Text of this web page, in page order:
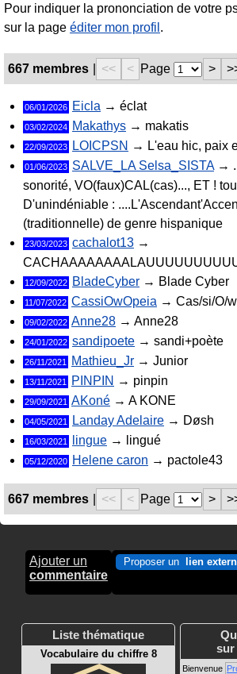
Pour indiquer la prononciation de votre
sur la page éditer mon profil .
667 membres << < Page >
06/01/2026 Eicla → éclat
03/02/2024 Makathys → makatis
22/09/2023 LOICPSN → L'eau hic, paix
01/06/2023 SALVE_LA Selsa_SISTA→
sonorité, VO(faux)CAL(cas)..., ET !
D'unindéniable :
(traditionnelle) de genre hispanique
23/03/2023 cachalot13 →
12/09/2022 BladeCyber → Blade Cyber
11/07/2022 CassiOwOpeia → Cas/si/O/
09/02/2022 Anne28 → Anne28
24/01/2022 sandipoete → sandi+poète
26/11/2021 Mathieu_Jr → Junior
13/11/2021 PINPIN → pinpin
29/09/2021 AKoné → A KONE
04/05/2021 Landay Adelaire → Døsh
16/03/2021 lingue → lingué
05/12/2020 Helene caron → pactole43
667 membres << < Page >
Ajouter un
commentaire
Proposer un lien
Liste thématique
Vocabulaire du chiffre 8
sur
Bienvenue